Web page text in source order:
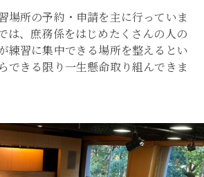
場所の予約・申請を主に行っていま
は、庶務係をはじめたくさんの人の
練習に集中できる場所を整えるとい
できる限り一生懸命取り組んできま